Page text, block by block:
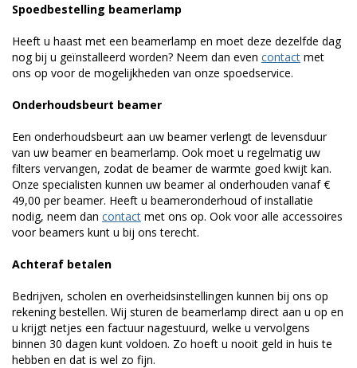
Spoedbestelling beamerlamp
Heeft u haast met een beamerlamp en moet deze dezelfde dag
nog bij u geïnstalleerd worden? Neem dan even contact met
ons op voor de mogelijkheden van onze spoedservice.
Onderhoudsbeurt beamer
Een onderhoudsbeurt aan uw beamer verlengt de levensduur
van uw beamer en beamerlamp. Ook moet u regelmatig uw
filters vervangen, zodat de beamer de warmte goed kwijt kan.
Onze specialisten kunnen uw beamer al onderhouden vanaf €
49,00 per beamer. Heeft u beameronderhoud of installatie
nodig, neem dan contact met ons op. Ook voor alle accessoires
voor beamers kunt u bij ons terecht.
Achteraf betalen
Bedrijven, scholen en overheidsinstellingen kunnen bij ons op
rekening bestellen. Wij sturen de beamerlamp direct aan u op en
u krijgt netjes een factuur nagestuurd, welke u vervolgens
binnen 30 dagen kunt voldoen. Zo hoeft u nooit geld in huis te
hebben en dat is wel zo fijn.